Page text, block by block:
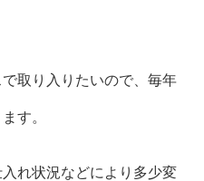
取り入りたいので、毎年
す。
れ状況などにより多少変